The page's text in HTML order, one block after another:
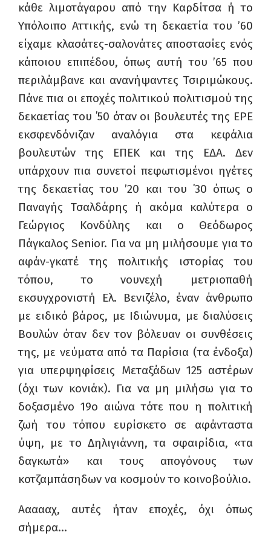
κάθε λιμοτάγαρου από την Καρδίτσα ή το
Υπόλοιπο Αττικής, ενώ τη δεκαετία του ’60
είχαμε κλασάτες-σαλονάτες αποστασίες ενός
κάποιου επιπέδου, όπως αυτή του ’65 που
περιλάμβανε και ανανήψαντες Τσιριμώκους.
Πάνε πια οι εποχές πολιτικού πολιτισμού της
δεκαετίας του ΄50 όταν οι βουλευτές της ΕΡΕ
εκσφενδόνιζαν αναλόγια στα κεφάλια
βουλευτών της ΕΠΕΚ και της ΕΔΑ. Δεν
υπάρχουν πια συνετοί πεφωτισμένοι ηγέτες
της δεκαετίας του ’20 και του ΄30 όπως ο
Παναγής Τσαλδάρης ή ακόμα καλύτερα ο
Γεώργιος Κονδύλης και ο Θεόδωρος
Πάγκαλος Senior. Για να μη μιλήσουμε για το
αφάν-γκατέ της πολιτικής ιστορίας του
τόπου, το νουνεχή μετριοπαθή
εκσυγχρονιστή Ελ. Βενιζέλο, έναν άνθρωπο
με ειδικό βάρος, με Ιδιώνυμα, με διαλύσεις
Βουλών όταν δεν τον βόλευαν οι συνθέσεις
της, με νεύματα από τα Παρίσια (τα ένδοξα)
για υπερψηφίσεις Μεταξάδων 125 αστέρων
(όχι των κονιάκ). Για να μη μιλήσω για το
δοξασμένο 19ο αιώνα τότε που η πολιτική
ζωή του τόπου ευρίσκετο σε αφάνταστα
ύψη, με το Δηλιγιάννη, τα σφαιρίδια, «τα
δαγκωτά» και τους απογόνους των
κοτζαμπάσηδων να κοσμούν το κοινοβούλιο.
Αααααχ, αυτές ήταν εποχές, όχι όπως
σήμερα…